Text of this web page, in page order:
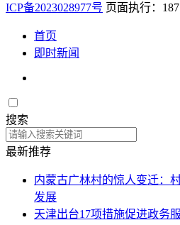
ICP备2023028977号 页面执行：187
首页
即时新闻
搜索
最新推荐
内蒙古广林村的惊人变迁：
发展
天津出台17项措施促进政务